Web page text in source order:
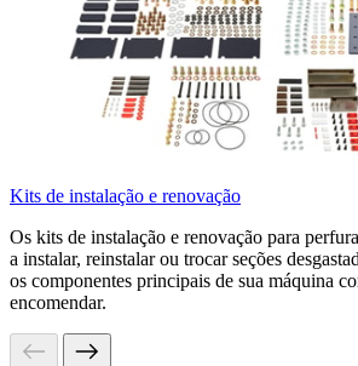
Kits de instalação e renovação
Os kits de instalação e renovação para
a instalar, reinstalar ou trocar seções
os componentes principais de sua máquina
encomendar.